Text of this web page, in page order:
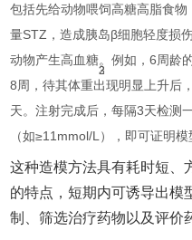
包括先给动物喂饲高糖高脂食
量STZ，造成胰岛β细胞轻度损
动物产生高血糖‌
2
3
。例如，6周龄
8周，待其体重出现明显上升后
天。注射完成后，每隔3天检测
（如≥11mmol/L），即可证明模
这种造模方法具有耗时短、
的特点，短期内可诱导出模
制、筛选治疗药物以及评价